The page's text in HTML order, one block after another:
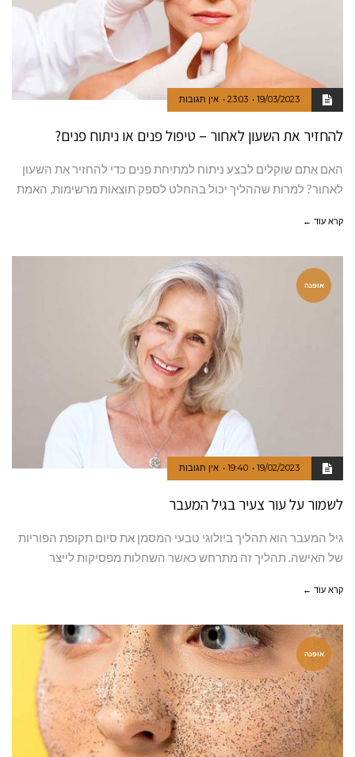
19/03/2023
23:03 אין תגובות
להחזיר את השעון לאחור – טיפול פנים או ניתוח פנים?
האם אתם שוקלים לבצע ניתוח למתיחת פנים כדי להחזיר את השעון
לאחור? למרות שההליך יכול בהחלט לספק תוצאות מרשימות, האמת
קרא עוד ←
אופנה
19/02/2023
19:40 אין תגובות
לשמור על עור צעיר בגיל המעבר
גיל המעבר הוא תהליך ביולוגי טבעי המסמן את סיום תקופת הפוריות
של האישה. תהליך זה מתרחש כאשר השחלות מפסיקות לייצר
קרא עוד ←
אופנה